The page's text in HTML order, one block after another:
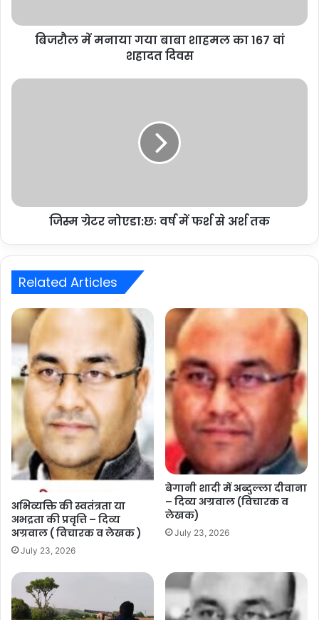
बिजरौल में मनाया गया बाबा शाहमल का 167 वां
शहादत दिवस
जिस्म ग्रेटर नोएडा:छः वर्ष में फर्श से अर्श तक
Related Articles
अभिव्यक्ति की स्वतंत्रता या
अभद्रता की प्रवृत्ति – दिव्य
अग्रवाल ( विचारक व लेखक )
July 23, 2026
बेगानी शादी में अब्दुल्ला दीवाना
– दिव्य अग्रवाल (विचारक व
लेखक)
July 23, 2026